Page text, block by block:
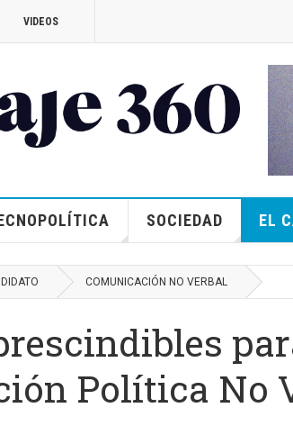
VIDEOS
SOCIEDAD EL
COMUNICACIÓN NO VERBAL
Política No